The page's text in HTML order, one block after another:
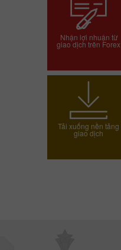
Nhận lợi nhuận từ
giao dịch trên Forex
Tải xuống nền tảng
giao dịch